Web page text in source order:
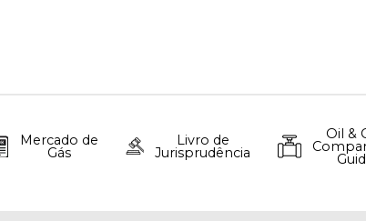
Mercado de
Gás
Livro de
Jurisprudência
Oil &